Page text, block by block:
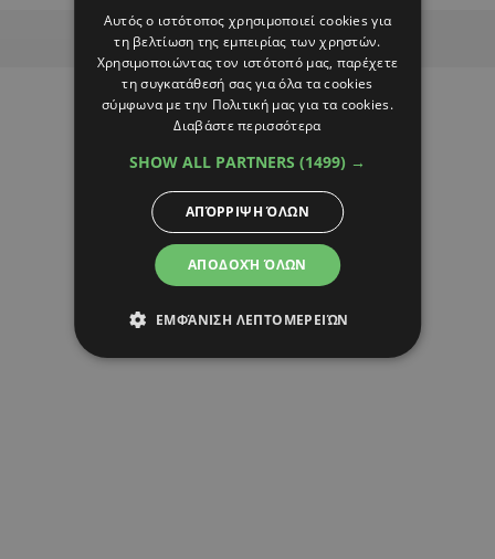
Advertisement
Αυτός ο ιστότοπος χρησιμοποιεί cookies για
τη βελτίωση της εμπειρίας των χρηστών.
Χρησιμοποιώντας τον ιστότοπό μας, παρέχετε
τη συγκατάθεσή σας για όλα τα cookies
σύμφωνα με την Πολιτική μας για τα cookies.
Διαβάστε περισσότερα
SHOW ALL PARTNERS (1499) →
ΑΠΟΔΟΧΉ ΌΛΩΝ
ΑΠΌΡΡΙΨΗ ΌΛΩΝ
ΕΜΦΆΝΙΣΗ ΛΕΠΤΟΜΕΡΕΙΏΝ